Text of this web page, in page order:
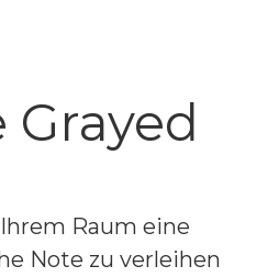
Raum eine
Note zu verleihen